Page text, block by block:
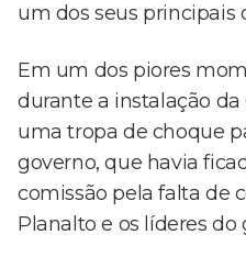
um dos seus principais
Em um dos piores
durante a instalação da
uma tropa de choque
governo, que havia
comissão pela falta de
Planalto e os líderes do